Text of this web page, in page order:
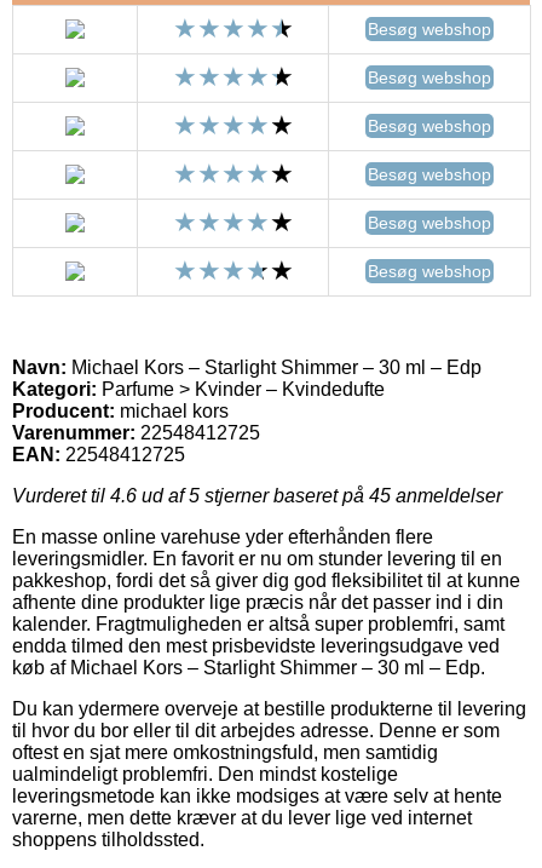
Besøg webshop
Besøg webshop
Besøg webshop
Besøg webshop
Besøg webshop
Besøg webshop
Navn: Michael Kors – Starlight Shimmer – 30 ml – Edp
Kategori: Parfume > Kvinder – Kvindedufte
Producent: michael kors
Varenummer: 22548412725
EAN: 22548412725
Vurderet til 4.6 ud af 5 stjerner baseret på 45 anmeldelser
En masse online varehuse yder efterhånden flere
leveringsmidler. En favorit er nu om stunder levering til en
pakkeshop, fordi det så giver dig god fleksibilitet til at kunne
afhente dine produkter lige præcis når det passer ind i din
kalender. Fragtmuligheden er altså super problemfri, samt
endda tilmed den mest prisbevidste leveringsudgave ved
køb af Michael Kors – Starlight Shimmer – 30 ml – Edp.
Du kan ydermere overveje at bestille produkterne til levering
til hvor du bor eller til dit arbejdes adresse. Denne er som
oftest en sjat mere omkostningsfuld, men samtidig
ualmindeligt problemfri. Den mindst kostelige
leveringsmetode kan ikke modsiges at være selv at hente
varerne, men dette kræver at du lever lige ved internet
shoppens tilholdssted.